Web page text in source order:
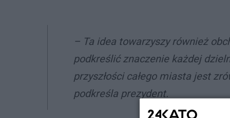
– Ta idea towarzyszy również
podkreślić znaczenie każdej
przyszłości całego miasta jest
podkreśla prezydent.